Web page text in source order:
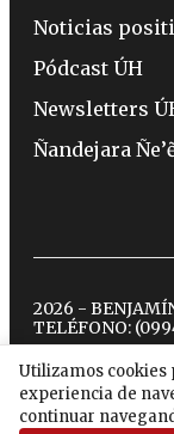
Utilizamos cookies
experiencia de
continuar
Noticias
Pódcast ÚH
Newsletters
Ñandejara
2026 -
TELÉFONO:
twitter